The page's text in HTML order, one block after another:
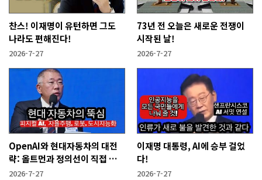
찬스! 이재명이 유턴하면 그도
나라도 편해진다!
2026-7-27
73년 전 오늘은 새로운 전쟁이
시작된 날!
2026-7-27
OpenAI와 현대자동차의 대전
략: 올트먼과 정의선이 직접 설
명한다!
2026-7-27
이재명 대통령, AI에 승부 걸었
다!
2026-7-27